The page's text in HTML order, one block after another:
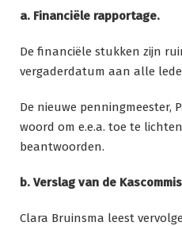
a. Financiële rapportage.
De financiële stukken zijn
vergaderdatum aan alle
De nieuwe penningmeester,
woord om e.e.a. toe te
beantwoorden.
b. Verslag van de
Clara Bruinsma leest